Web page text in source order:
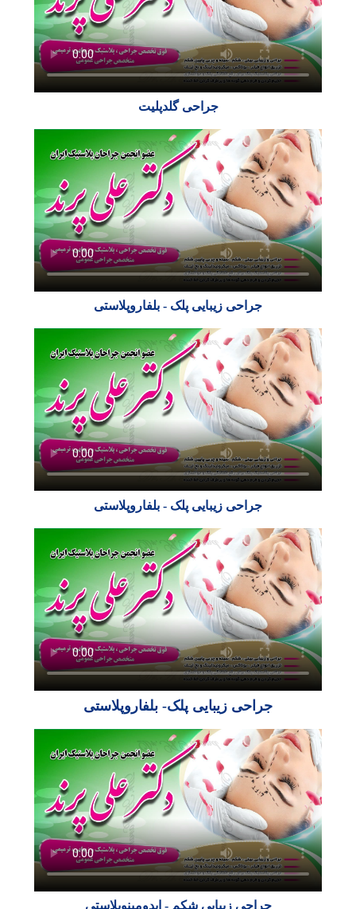
جراحی گلدپلیت
جراحی زیبایی پلک - بلفاروپلاستی
جراحی زیبایی پلک - بلفاروپلاستی
جراحی زیبایی پلک- بلفاروپلاستی
جراحی زیبایی شکم - ابدومینوپلاستی